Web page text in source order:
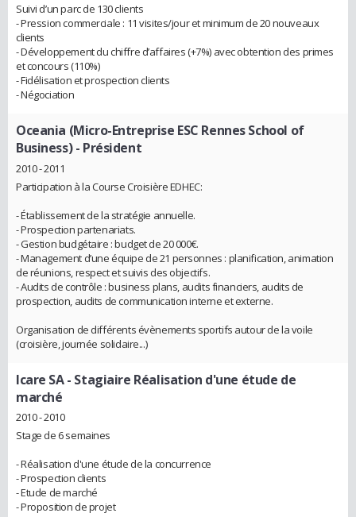
Suivi d’un parc de 130 clients
- Pression commerciale : 11 visites/jour et minimum de 20 nouveaux
clients
- Développement du chiffre d’affaires (+7%) avec obtention des primes
et concours (110%)
- Fidélisation et prospection clients
- Négociation
Oceania (Micro-Entreprise ESC Rennes School of
Business)- Président
2010 - 2011
Participation à la Course Croisière EDHEC:
- Établissement de la stratégie annuelle.
- Prospection partenariats.
- Gestion budgétaire : budget de 20 000€.
- Management d’une équipe de 21 personnes : planification, animation
de réunions, respect et suivis des objectifs.
- Audits de contrôle : business plans, audits financiers, audits de
prospection, audits de communication interne et externe.
Organisation de différents évènements sportifs autour de la voile
(croisière, journée solidaire...)
Icare SA- Stagiaire Réalisation d'une étude de
marché
2010 - 2010
Stage de 6 semaines
- Réalisation d'une étude de la concurrence
- Prospection clients
- Etude de marché
- Proposition de projet